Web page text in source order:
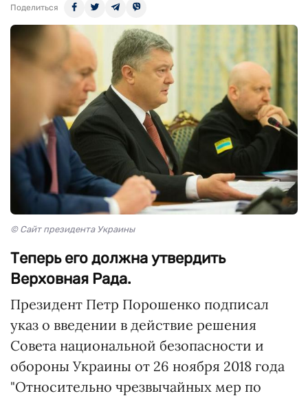
Поделиться
© Сайт президента Украины
Теперь его должна утвердить
Верховная Рада.
Президент Петр Порошенко подписал
указ о введении в действие решения
Совета национальной безопасности и
обороны Украины от 26 ноября 2018 года
"Относительно чрезвычайных мер по